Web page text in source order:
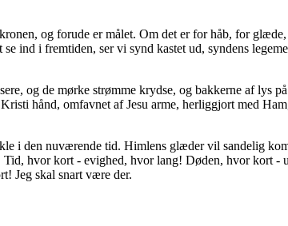
og forude er målet. Om det er for håb, for
ind i fremtiden, ser vi synd kastet ud, syndens
og de mørke strømme krydse, og bakkerne af lys
hånd, omfavnet af Jesu arme, herliggjort med
i den nuværende tid. Himlens glæder vil sandelig
hvor kort - evighed, hvor lang! Døden, hvor kort -
Jeg skal snart være der.